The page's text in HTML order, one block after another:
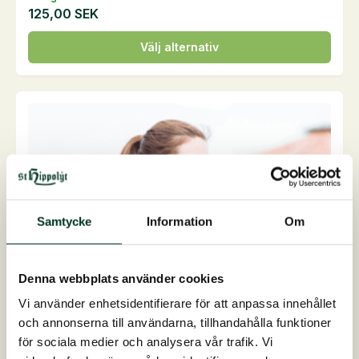
Samtycke Information Om
Denna webbplats använder cookies
Vi använder enhetsidentifierare för att anpassa innehållet
och annonserna till användarna, tillhandahålla funktioner
för sociala medier och analysera vår trafik. Vi
125,00 SEK
Välj alternativ
Den
här
produkten
olika
alternativen
kan
väljas
produktsidan